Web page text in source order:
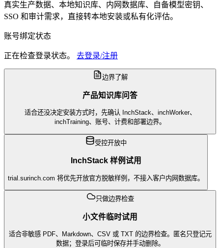
真实生产数据、本地知识库、内网数据库、自备模型密钥、
SSO 和审计需求，直接转本地安装或私有化评估。
账号绑定状态
正在检查登录状态。 去登录/注册
边界了解
产品知识库问答
适合还没决定安装方式时，先确认 InchStack、inchWorker、
inchTraining、账号、计费和部署边界。
受控开放中
InchStack 样例试用
trial.surinch.com 将优先开放官方脱敏样例，不接入客户内网数据库。
只做边界检查
小文件临时试用
适合非敏感 PDF、Markdown、CSV 或 TXT 的边界检查。匿名只登记元
数据；登录后可临时保存并手动删除。